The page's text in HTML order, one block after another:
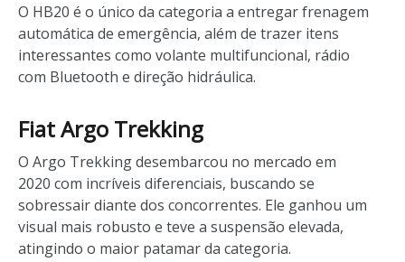
O HB20 é o único da categoria a entregar frenagem
automática de emergência, além de trazer itens
interessantes como volante multifuncional, rádio
com Bluetooth e direção hidráulica.
Fiat Argo Trekking
O Argo Trekking desembarcou no mercado em
2020 com incríveis diferenciais, buscando se
sobressair diante dos concorrentes. Ele ganhou um
visual mais robusto e teve a suspensão elevada,
atingindo o maior patamar da categoria.